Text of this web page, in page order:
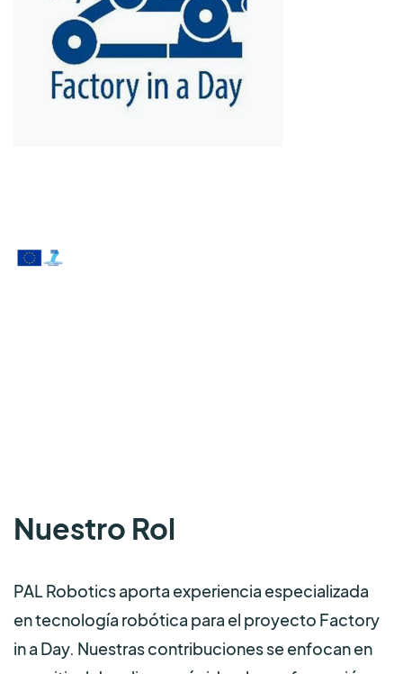
Nuestro Rol
PAL Robotics aporta experiencia especializada
en tecnología robótica para el proyecto Factory
in a Day. Nuestras contribuciones se enfocan en